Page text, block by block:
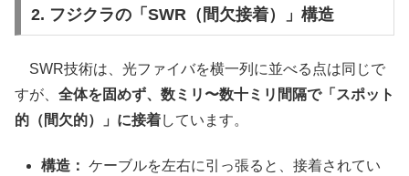
2. フジクラの「SWR（間欠接着）」構造
SWR技術は、光ファイバを横一列に並べる点は同じで
すが、 全体を固めず、数ミリ〜数十ミリ間隔で「スポット
的（間欠的）」に接着しています。
構造： ケーブルを左右に引っ張ると、接着されてい